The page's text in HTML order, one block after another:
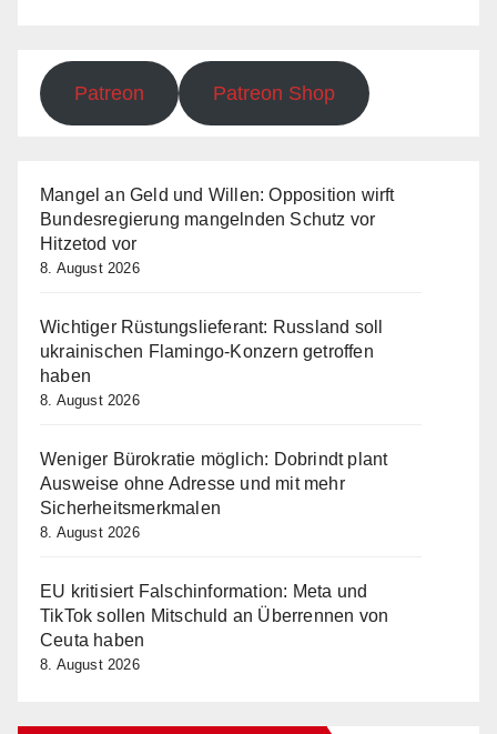
Patreon Patreon Shop
Mangel an Geld und Willen: Opposition wirft
Bundesregierung mangelnden Schutz vor
Hitzetod vor
8. August 2026
Wichtiger Rüstungslieferant: Russland soll
ukrainischen Flamingo-Konzern getroffen
haben
8. August 2026
Weniger Bürokratie möglich: Dobrindt plant
Ausweise ohne Adresse und mit mehr
Sicherheitsmerkmalen
8. August 2026
EU kritisiert Falschinformation: Meta und
TikTok sollen Mitschuld an Überrennen von
Ceuta haben
8. August 2026